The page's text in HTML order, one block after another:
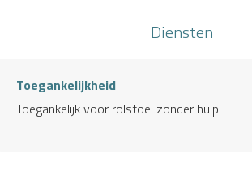
Diensten
Toegankelijkheid
Toegankelijk voor rolstoel zonder hulp